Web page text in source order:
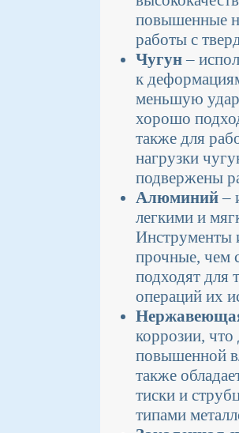
повышенные
работы с
Чугун–
к
меньшую
хорошо
также для
нагрузки
подвержены
Алюминий–
легкими и
Инструменты
прочные, чем
подходят для
операций их
коррозии,
повышенной
также
тиски и
типами